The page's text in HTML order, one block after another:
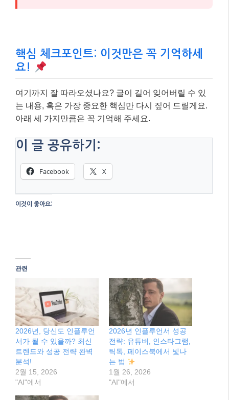
핵심 체크포인트: 이것만은 꼭 기억하세
요!
여기까지 잘 따라오셨나요? 글이 길어 잊어버릴 수 있
는 내용, 혹은 가장 중요한 핵심만 다시 짚어 드릴게요.
아래 세 가지만큼은 꼭 기억해 주세요.
이 글 공유하기:
Facebook X
이것이 좋아요:
관련
2026년, 당신도 인플루언
서가 될 수 있을까? 최신
트렌드와 성공 전략 완벽
분석!
2월 15, 2026
"AI"에서
2026년 인플루언서 성공
전략: 유튜버, 인스타그램,
틱톡, 페이스북에서 빛나
는 법
1월 26, 2026
"AI"에서